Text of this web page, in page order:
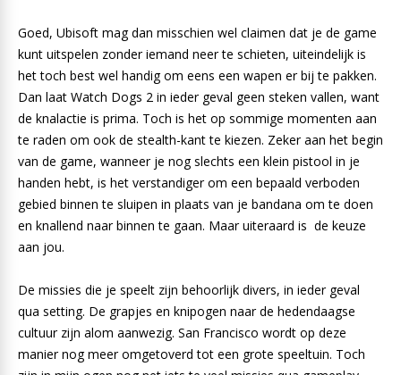
Goed, Ubisoft mag dan misschien wel claimen dat je de game
kunt uitspelen zonder iemand neer te schieten, uiteindelijk is
het toch best wel handig om eens een wapen er bij te pakken.
Dan laat Watch Dogs 2 in ieder geval geen steken vallen, want
de knalactie is prima. Toch is het op sommige momenten aan
te raden om ook de stealth-kant te kiezen. Zeker aan het begin
van de game, wanneer je nog slechts een klein pistool in je
handen hebt, is het verstandiger om een bepaald verboden
gebied binnen te sluipen in plaats van je bandana om te doen
en knallend naar binnen te gaan. Maar uiteraard is de keuze
aan jou.
De missies die je speelt zijn behoorlijk divers, in ieder geval
qua setting. De grapjes en knipogen naar de hedendaagse
cultuur zijn alom aanwezig. San Francisco wordt op deze
manier nog meer omgetoverd tot een grote speeltuin. Toch